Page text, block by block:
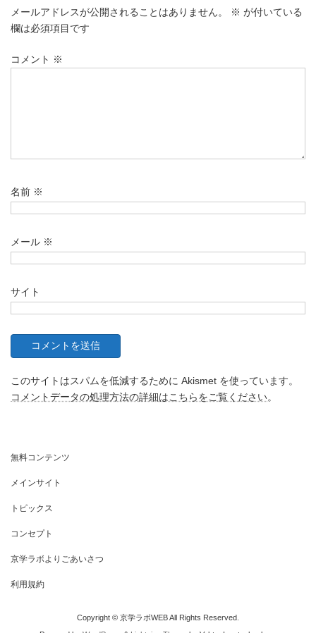
メールアドレスが公開されることはありません。 ※ が付いている
欄は必須項目です
コメント ※
名前 ※
メール ※
サイト
このサイトはスパムを低減するために Akismet を使っています。
コメントデータの処理方法の詳細はこちらをご覧ください。
無料コンテンツ
メインサイト
トピックス
コンセプト
京学ラボよりごあいさつ
利用規約
Copyright © 京学ラボWEB All Rights Reserved.